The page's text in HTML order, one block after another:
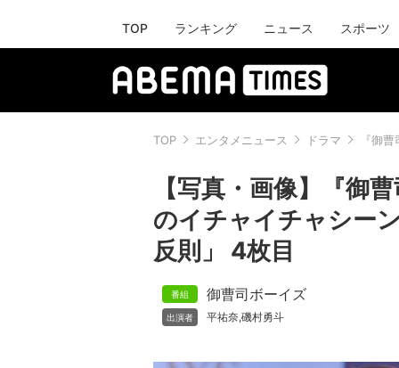
TOP ランキング ニュース スポーツ
TOP エンタメニュース ドラマ 『御
【写真・画像】『御
のイチャイチャシー
反則」 4枚目
御曹司ボーイズ
平祐奈,磯村勇斗